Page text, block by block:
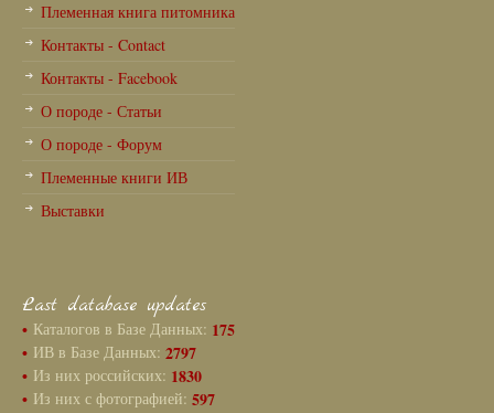
Племенная книга питомника
Контакты - Contact
Контакты - Facebook
О породе - Статьи
О породе - Форум
Племенные книги ИВ
Выставки
Last database updates
• Каталогов в Базе Данных: 175
• ИВ в Базе Данных: 2797
• Из них российских: 1830
• Из них с фотографией: 597